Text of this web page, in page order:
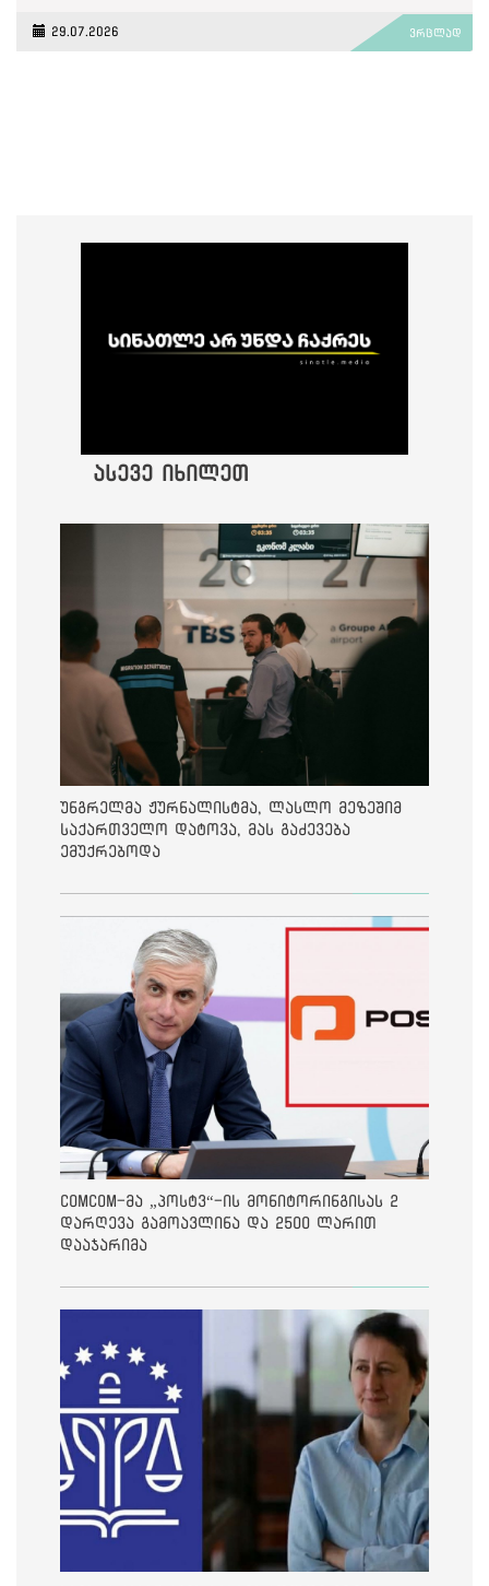
29.07.2026 ვრცლად
ასევე იხილეთ
უნგრელმა ჟურნალისტმა, ლასლო მეზეშიმ
საქართველო დატოვა, მას გაძევება
ემუქრებოდა
ComCom-მა „პოსტვ“-ის მონიტორინგისას 2
დარღევა გამოავლინა და 2500 ლარით
დააჯარიმა